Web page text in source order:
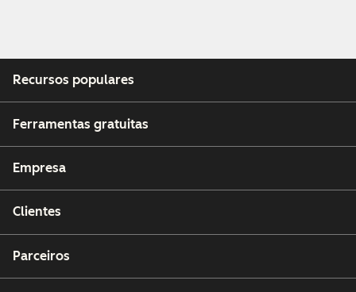
Recursos populares
Ferramentas gratuitas
Empresa
Clientes
Parceiros